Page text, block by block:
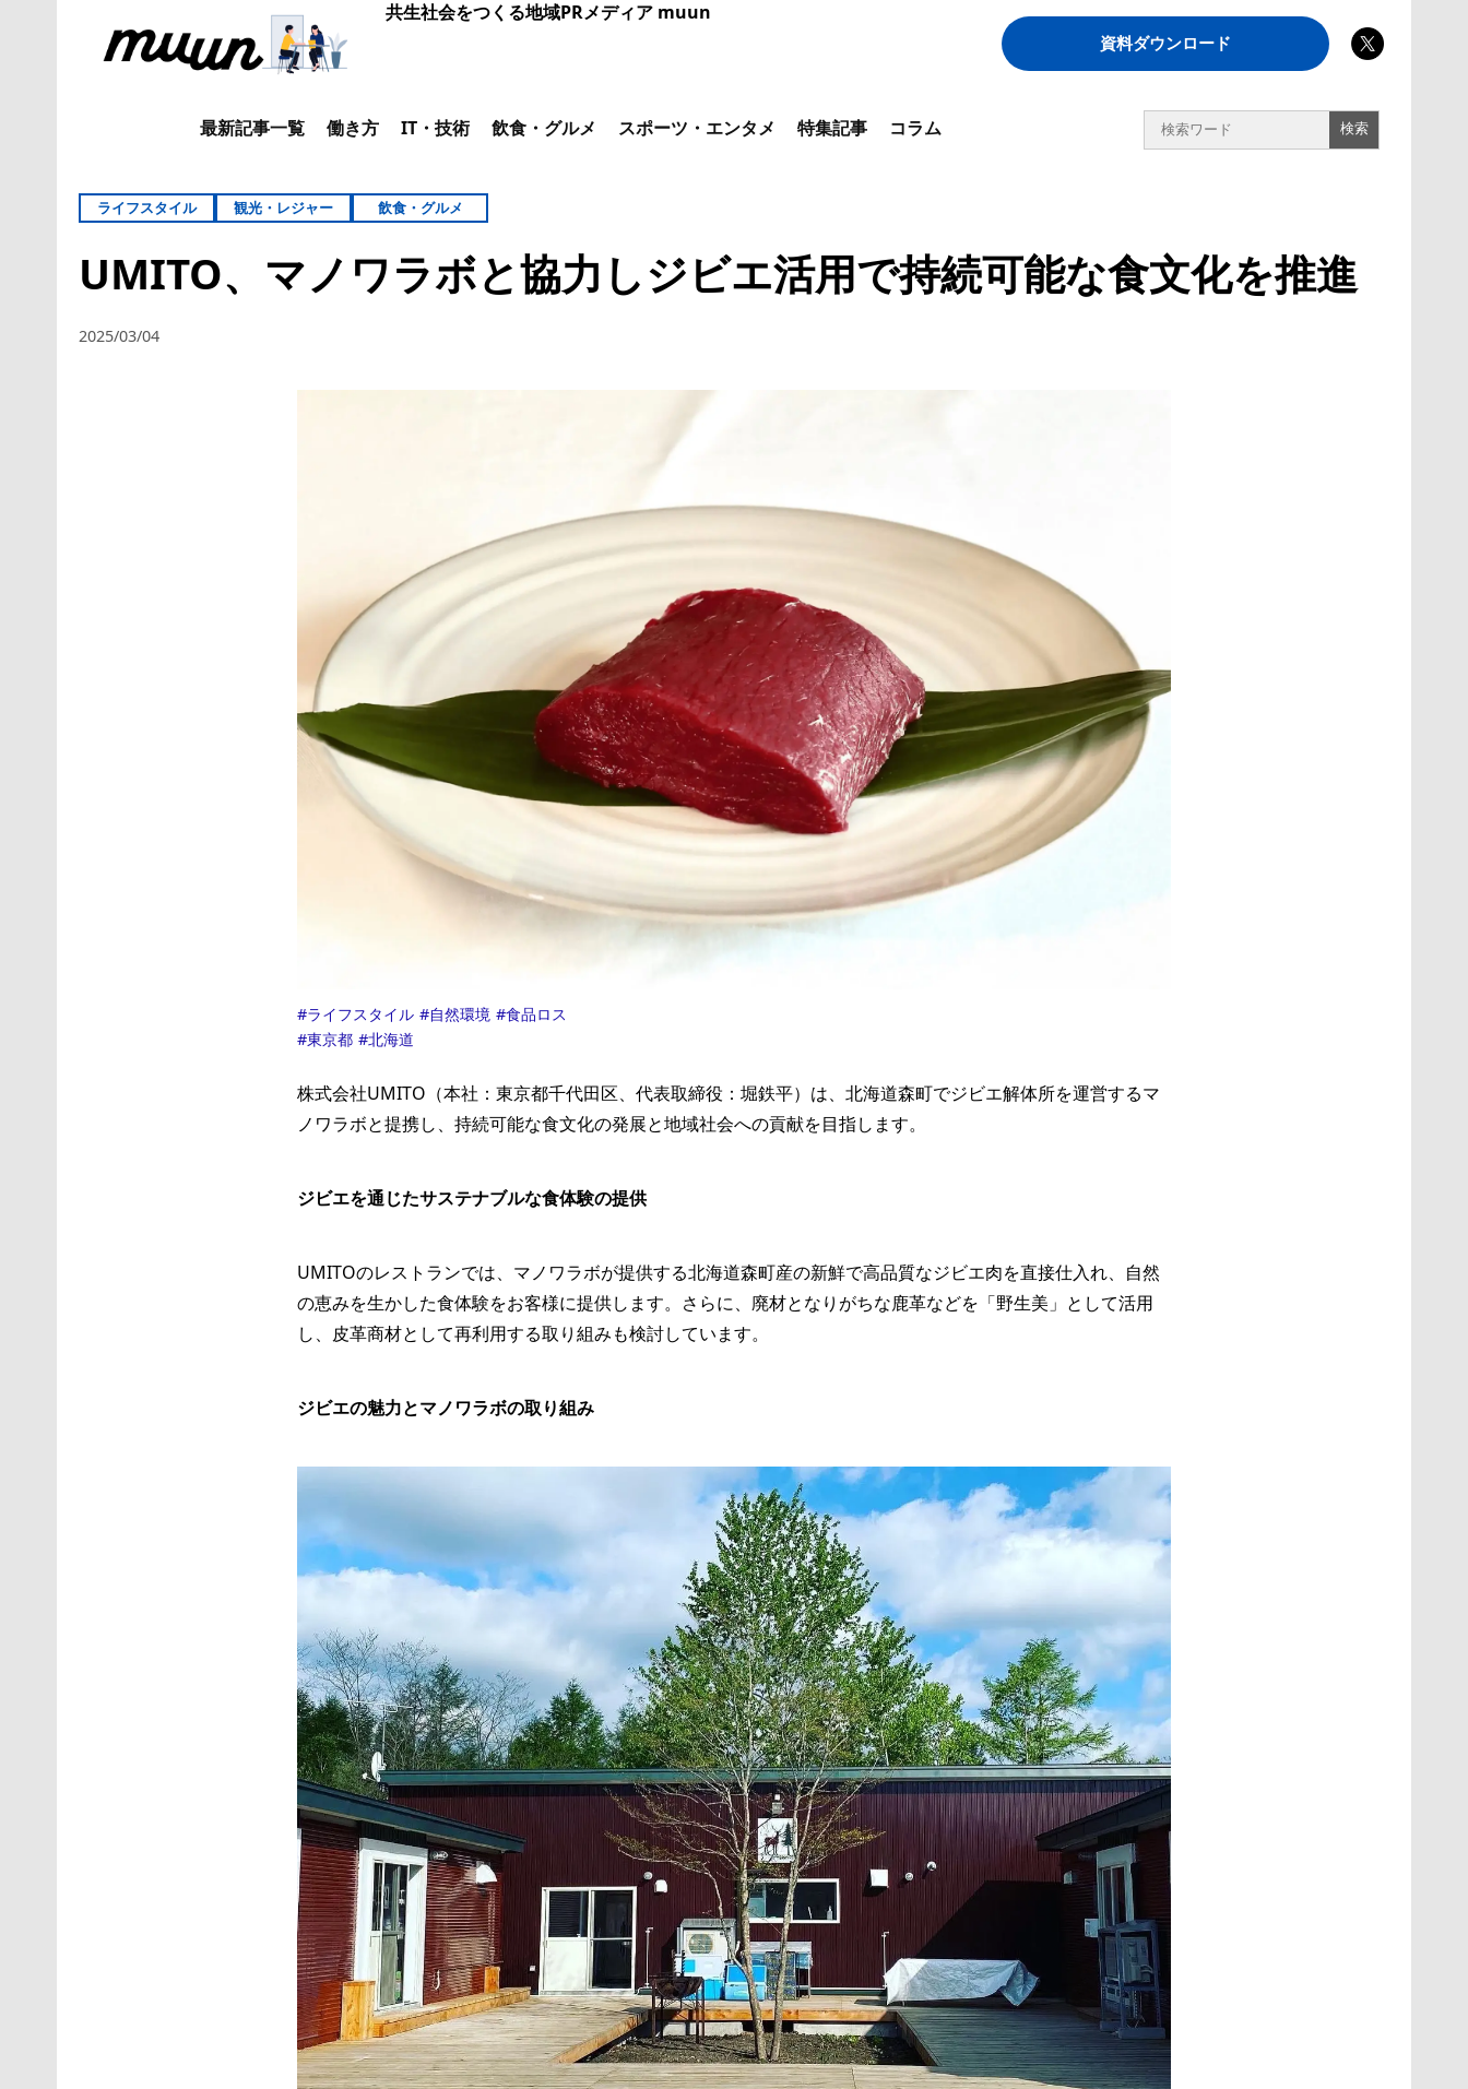
共生社会をつくる地域PRメディア muun
資料ダウンロード
最新記事一覧 働き方 IT・技術 飲食・グルメ スポーツ・エンタメ 特集記事 コラム
ライフスタイル 観光・レジャー 飲食・グルメ
UMITO、マノワラボと協力しジビエ活用で持続可能な食文化を推進
2025/03/04
ライフスタイル 自然環境
食品ロス
東京都
北海道
株式会社UMITO（本社：東京都千代田区、代表取締役：堀鉄平）は、北海道森町でジビエ解体所を運営するマ
ノワラボと提携し、持続可能な食文化の発展と地域社会への貢献を目指します。
ジビエを通じたサステナブルな食体験の提供
UMITOのレストランでは、マノワラボが提供する北海道森町産の新鮮で高品質なジビエ肉を直接仕入れ、自然
の恵みを生かした食体験をお客様に提供します。​さらに、廃材となりがちな鹿革などを「野生美」として活用
し、皮革商材として再利用する取り組みも検討しています。​
ジビエの魅力とマノワラボの取り組み